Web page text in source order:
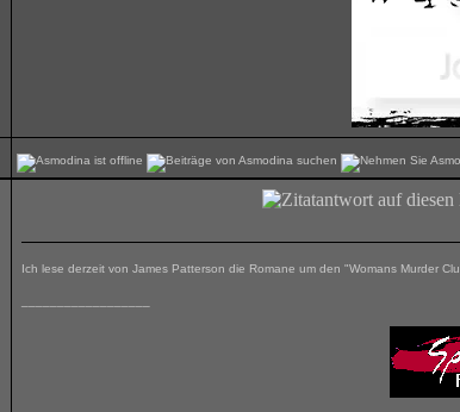
Ich lese derzeit von James Patterson die Romane um den "Womans Murder